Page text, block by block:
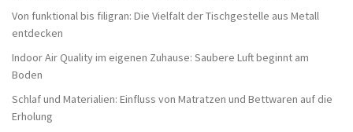
Von funktional bis filigran: Die Vielfalt der Tischgestelle aus Metall
entdecken
Indoor Air Quality im eigenen Zuhause: Saubere Luft beginnt am
Boden
Schlaf und Materialien: Einfluss von Matratzen und Bettwaren auf die
Erholung